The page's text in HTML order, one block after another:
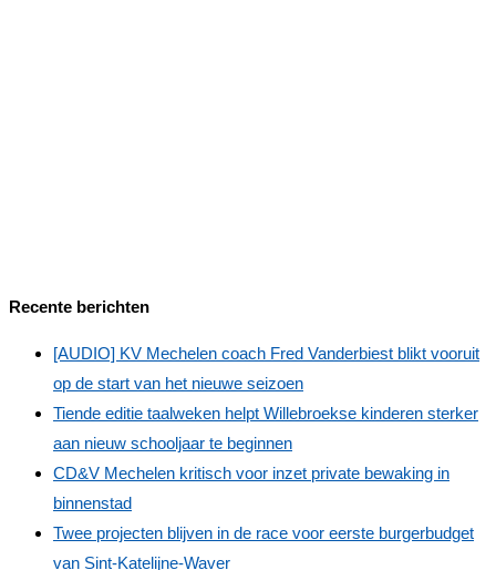
Recente berichten
[AUDIO] KV Mechelen coach Fred Vanderbiest blikt vooruit
op de start van het nieuwe seizoen
Tiende editie taalweken helpt Willebroekse kinderen sterker
aan nieuw schooljaar te beginnen
CD&V Mechelen kritisch voor inzet private bewaking in
binnenstad
Twee projecten blijven in de race voor eerste burgerbudget
van Sint-Katelijne-Waver